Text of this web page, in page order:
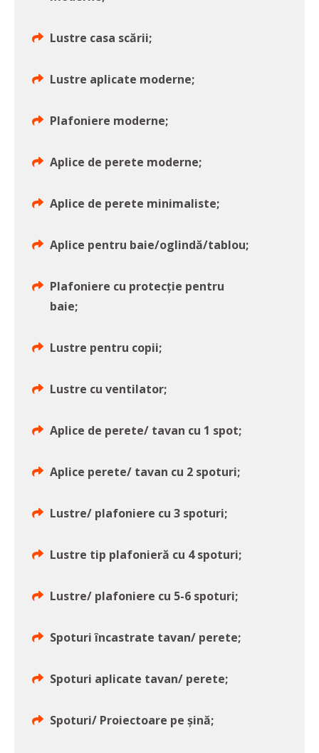
Lustre casa scării;
Lustre aplicate moderne;
Plafoniere moderne;
Aplice de perete moderne;
Aplice de perete minimaliste;
Aplice pentru baie/oglindă/tablou;
Plafoniere cu protecție pentru
baie;
Lustre pentru copii;
Lustre cu ventilator;
Aplice de perete/ tavan cu 1 spot;
Aplice perete/ tavan cu 2 spoturi;
Lustre/ plafoniere cu 3 spoturi;
Lustre tip plafonieră cu 4 spoturi;
Lustre/ plafoniere cu 5-6 spoturi;
Spoturi încastrate tavan/ perete;
Spoturi aplicate tavan/ perete;
Spoturi/ Proiectoare pe șină;